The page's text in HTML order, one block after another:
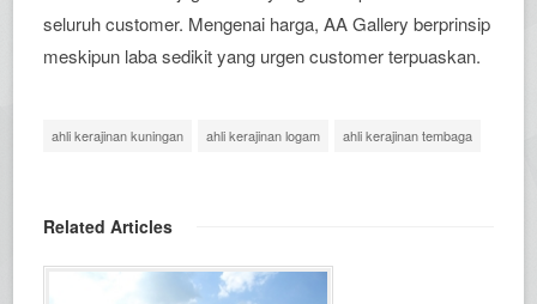
seluruh customer. Mengenai harga, AA Gallery berprinsip
meskipun laba sedikit yang urgen customer terpuaskan.
ahli kerajinan kuningan ahli kerajinan logam ahli kerajinan tembaga
Related Articles